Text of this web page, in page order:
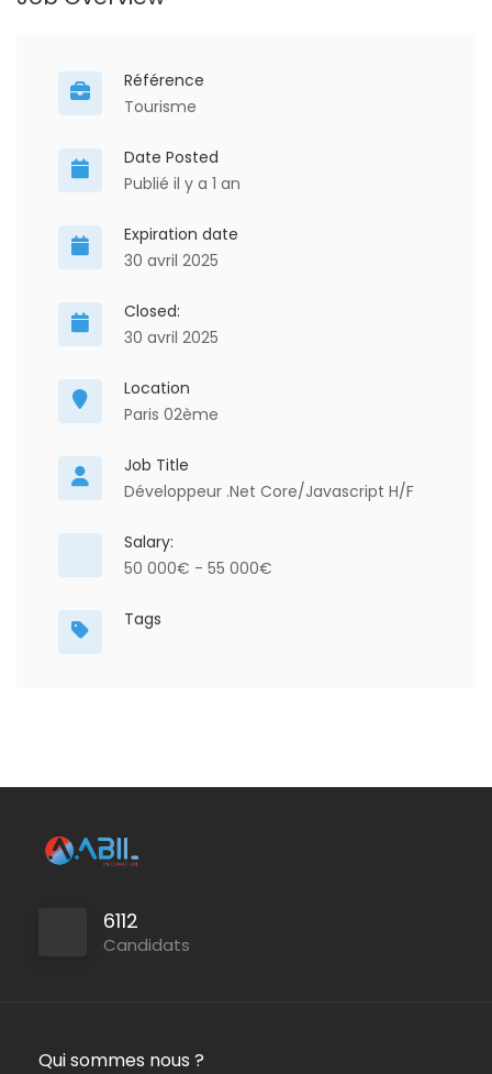
Référence
Tourisme
Date Posted
Publié il y a 1 an
Expiration date
30 avril 2025
Closed:
30 avril 2025
Location
Paris 02ème
Job Title
Développeur .Net Core/Javascript H/F
Salary:
50 000€ - 55 000€
Tags
6112
Candidats
Qui sommes nous ?